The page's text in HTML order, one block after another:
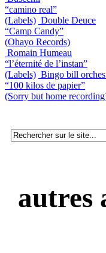
“camino real”
(Labels) Double Deuce
“Camp Candy”
(Ohayo Records)
Romain Humeau
“l’éternité de l’instan”
(Labels) Bingo bill
“100 kilos de papier”
(Sorry but home
autres